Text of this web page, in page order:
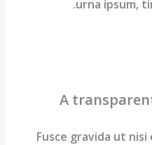
urna
A
Fusce